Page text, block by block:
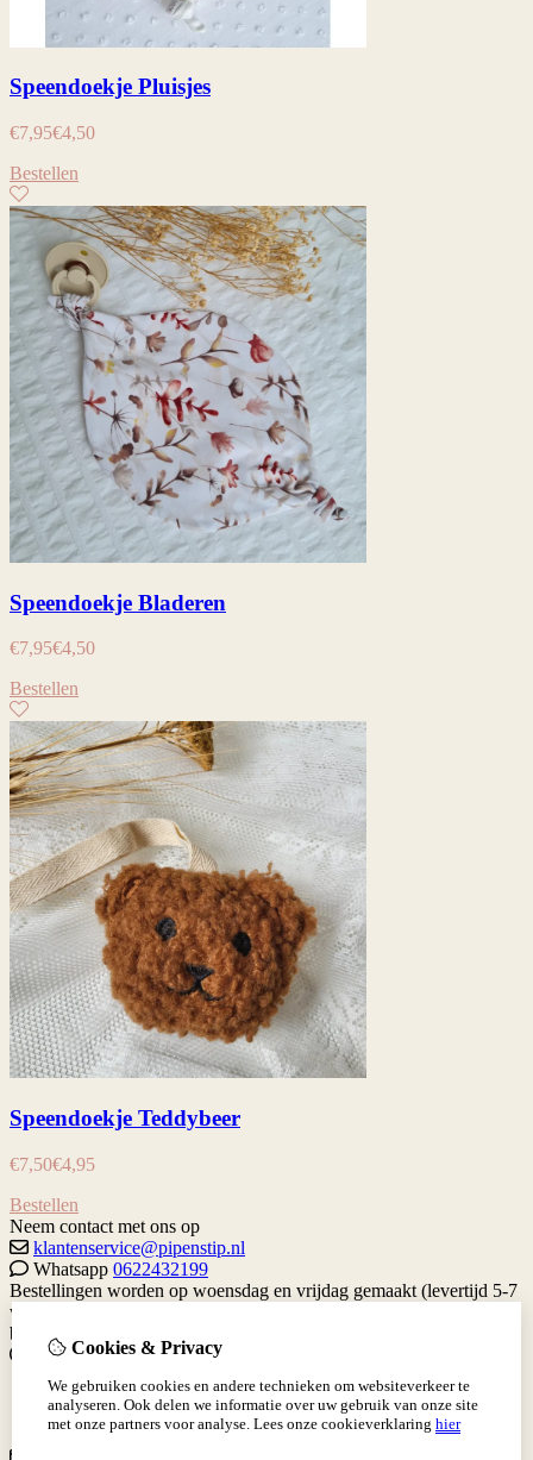
Speendoekje Pluisjes
€7,95€4,50
Bestellen
Speendoekje Bladeren
€7,95€4,50
Bestellen
Speendoekje Teddybeer
€7,50€4,95
Bestellen
Neem contact met ons op
klantenservice@pipenstip.nl
Whatsapp 0622432199
Bestellingen worden op woensdag en vrijdag gemaakt (levertijd 5-7
werkdagen) Je kan altijd contact met me opnemen via de contact
button hieronder.
Informatie
Levertijd
Verzenden en Betalen
Cookies & Privacy
We gebruiken cookies en andere technieken om websiteverkeer te
analyseren. Ook delen we informatie over uw gebruik van onze site
met onze partners voor analyse. Lees onze cookieverklaring hier